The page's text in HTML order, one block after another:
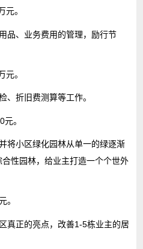
元。
品、业务费用的管理，励行节
元。
、折旧费测算等工作。
。
将小区绿化园林从单一的绿逐渐
性园林，给业主打造一个个世外
。
真正的亮点，改善1-5栋业主的居